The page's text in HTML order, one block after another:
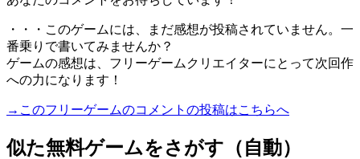
・・・このゲームには、まだ感想が投稿されていません。一
番乗りで書いてみませんか？
ゲームの感想は、フリーゲームクリエイターにとって次回作
への力になります！
→このフリーゲームのコメントの投稿はこちらへ
似た無料ゲームをさがす（自動）